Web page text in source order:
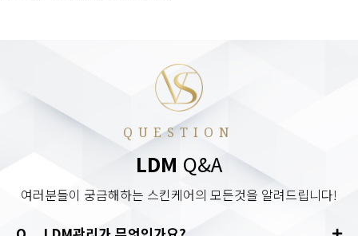
QUESTION
LDM Q&A
여러분들이 궁금해하는 스킨케어의 모든것을 알려드립니다!